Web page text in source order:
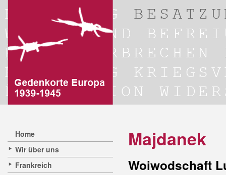
Home
Wir über uns
Frankreich
Majdanek
Woiwodschaft